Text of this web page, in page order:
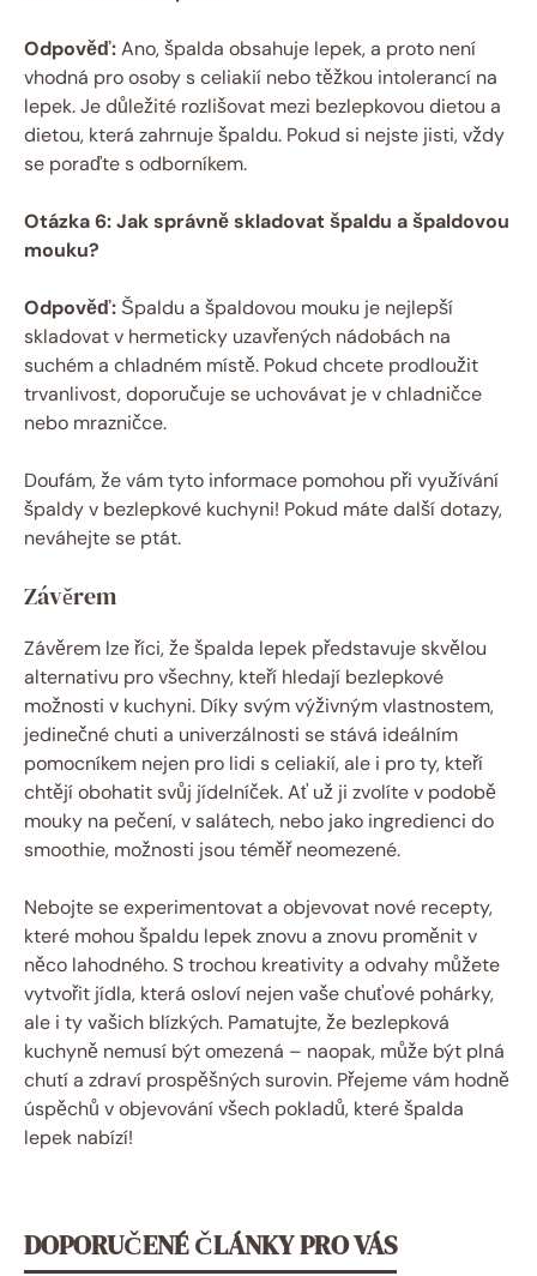
Odpověď:Ano, špalda obsahuje lepek, ⁢a ⁢proto není
vhodná pro⁣ osoby⁢ s⁢ celiakií nebo⁣ těžkou intolerancí na
lepek. ⁤Je​ důležité rozlišovat ​mezi bezlepkovou dietou a
dietou, která ‍zahrnuje špaldu. ‌Pokud⁣ si nejste jisti,⁣ vždy
se poraďte ⁣s odborníkem.
Otázka 6: Jak⁣ správně skladovat špaldu a‌ špaldovou⁢
mouku?
Odpověď: Špaldu a ⁢špaldovou ⁢mouku je ⁣nejlepší
skladovat v hermeticky uzavřených‍ nádobách na‌
suchém a chladném místě. Pokud‍ chcete prodloužit
trvanlivost, doporučuje se‍ uchovávat⁤ je v chladničce
nebo mrazničce.
Doufám,‍ že ⁢vám tyto⁤ informace pomohou při využívání
špaldy⁣ v bezlepkové kuchyni! Pokud máte ⁢další⁤ dotazy,
neváhejte se ptát.
Závěrem
Závěrem lze‌ říci, že špalda lepek představuje⁣ skvělou​
alternativu pro všechny, kteří hledají bezlepkové
možnosti v ⁤kuchyni. Díky⁤ svým‍ výživným vlastnostem,
jedinečné⁣ chuti a univerzálnosti se stává ideálním
pomocníkem‍ nejen pro lidi s celiakií, ale⁣ i pro ty, ‍kteří
chtějí obohatit svůj jídelníček. Ať už ji⁤ zvolíte v podobě
mouky na pečení, v salátech, ⁤nebo jako ingredienci do
smoothie, možnosti ⁤jsou téměř neomezené.
Nebojte se experimentovat a objevovat nové recepty,
které mohou špaldu lepek znovu ⁣a znovu proměnit v
něco lahodného. S trochou kreativity a odvahy můžete
⁢vytvořit jídla, která osloví nejen vaše chuťové pohárky,
ale i ty vašich blízkých. Pamatujte, že bezlepková
kuchyně​ nemusí‌ být omezená ⁢– naopak, může být plná⁤
chutí a ‌zdraví ⁣prospěšných surovin. Přejeme vám hodně
úspěchů v objevování ⁤všech pokladů, které špalda
lepek nabízí!
DOPORUČENÉ ČLÁNKY PRO VÁS